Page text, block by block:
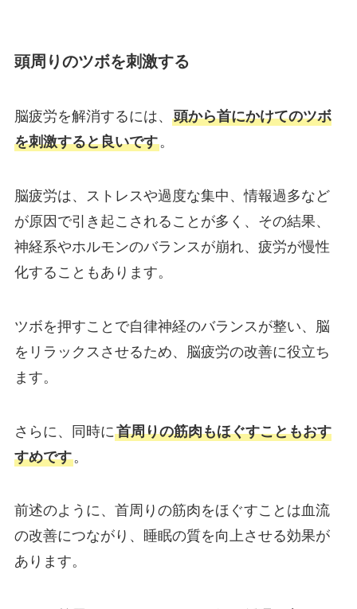
頭周りのツボを刺激する
脳疲労を解消するには、 頭から首にかけてのツボ
を刺激すると良いです。
脳疲労は、ストレスや過度な集中、情報過多など
が原因で引き起こされることが多く、その結果、
神経系やホルモンのバランスが崩れ、疲労が慢性
化することもあります。
ツボを押すことで自律神経のバランスが整い、脳
をリラックスさせるため、脳疲労の改善に役立ち
ます。
さらに、同時に首周りの筋肉もほぐすこともおす
すめです。
前述のように、首周りの筋肉をほぐすことは血流
の改善につながり、睡眠の質を向上させる効果が
あります。